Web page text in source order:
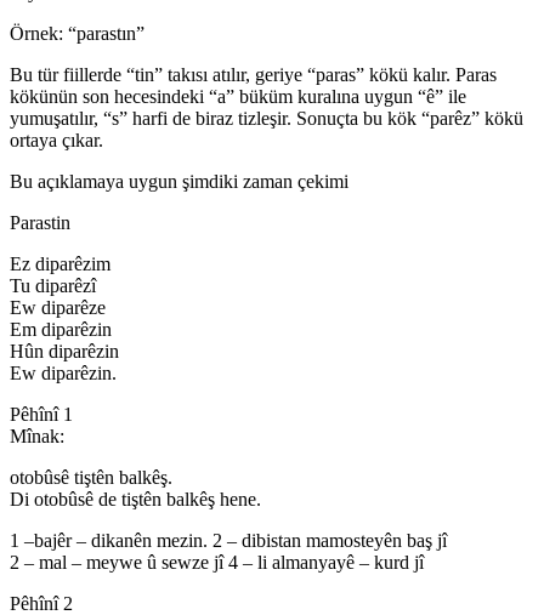
Örnek: “parastın”
Bu tür fiillerde “tin” takısı atılır, geriye “paras” kökü kalır. Paras
kökünün son hecesindeki “a” büküm kuralına uygun “ê” ile
yumuşatılır, “s” harfi de biraz tizleşir. Sonuçta bu kök “parêz” kökü
ortaya çıkar.
Bu açıklamaya uygun şimdiki zaman çekimi
Parastin
Ez diparêzim
Tu diparêzî
Ew diparêze
Em diparêzin
Hûn diparêzin
Ew diparêzin.
Pêhînî 1
Mînak:
otobûsê tiştên balkêş.
Di otobûsê de tiştên balkêş hene.
1 –bajêr – dikanên mezin. 2 – dibistan mamosteyên baş jî
2 – mal – meywe û sewze jî 4 – li almanyayê – kurd jî
Pêhînî 2